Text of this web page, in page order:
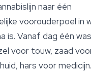
naar één
voorouderpoel in
is. Vanaf dag één
voor touw, zaad
hars voor